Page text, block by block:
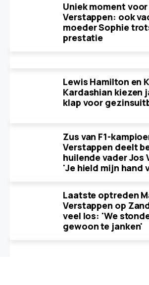
Uniek moment voor
Verstappen: ook
moeder Sophie
prestatie
Lewis Hamilton en
Kardashian kiezen
klap voor
Zus van F1-
Verstappen deelt
huilende vader Jos
'Je hield mijn hand
Laatste optreden
Verstappen op
veel los: 'We
gewoon te janken'